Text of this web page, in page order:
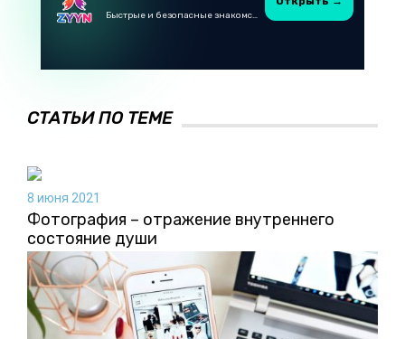
Быстрые и безопасные знакомства в Telegram
СТАТЬИ ПО ТЕМЕ
8 июня 2021
Фотография – отражение внутреннего
состояние души